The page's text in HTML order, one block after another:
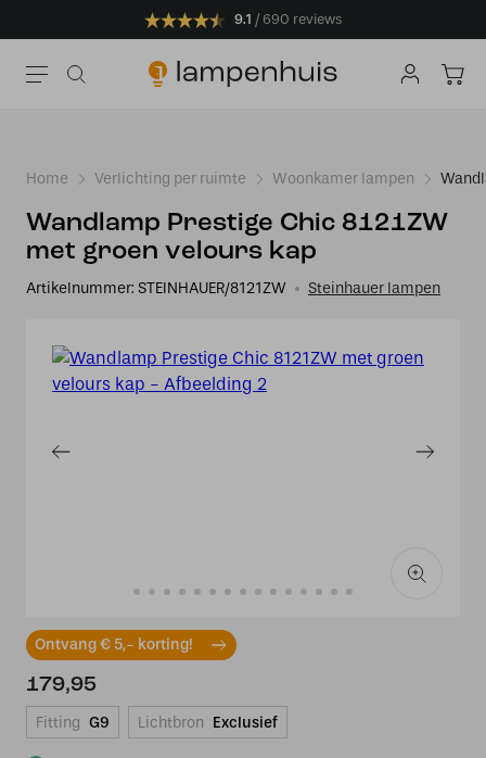
9.1 690 reviews
Home Verlichting per ruimte Woonkamer lampen
Wandlamp Prestige Chic 8121ZW
met groen velours kap
Artikelnummer: STEINHAUER/8121ZW Steinhauer lampen
Ontvang € 5,- korting!
179,95
Fitting G9 Lichtbron Exclusief